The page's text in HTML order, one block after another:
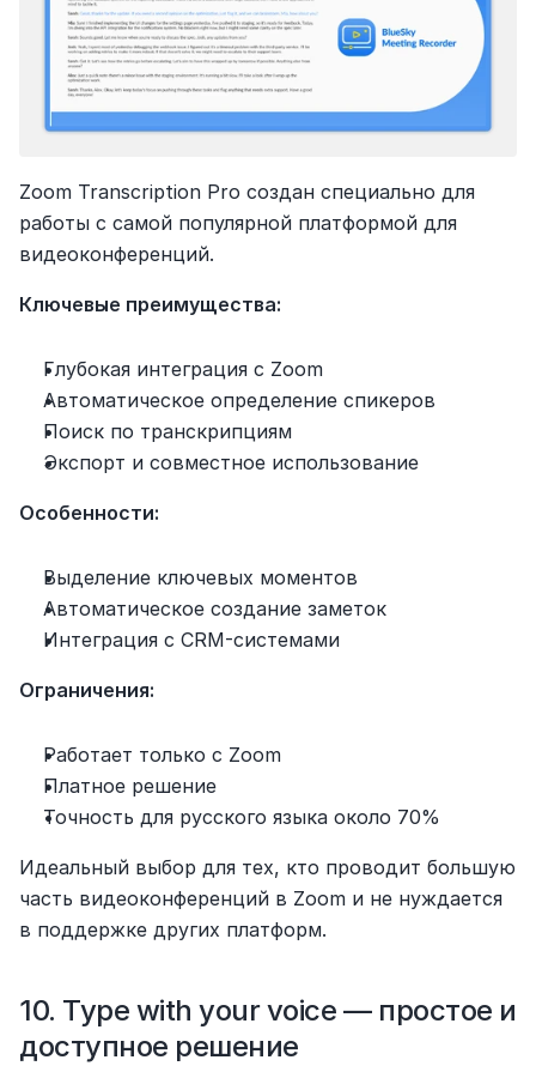
Zoom Transcription Pro создан специально для
работы с самой популярной платформой для
видеоконференций.
Ключевые преимущества:
Глубокая интеграция с Zoom
Автоматическое определение спикеров
Поиск по транскрипциям
Экспорт и совместное использование
Особенности:
Выделение ключевых моментов
Автоматическое создание заметок
Интеграция с CRM-системами
Ограничения:
Работает только с Zoom
Платное решение
Точность для русского языка около 70%
Идеальный выбор для тех, кто проводит большую
часть видеоконференций в Zoom и не нуждается
в поддержке других платформ.
10. Type with your voice — простое и
доступное решение